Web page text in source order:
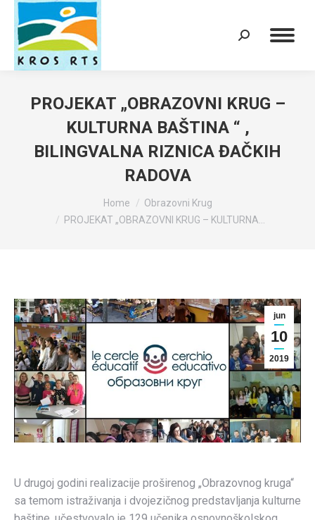
Search:
PROJEKAT „OBRAZOVNI KRUG –
KULTURNA BAŠTINA “ ,
BILINGVALNA RIZNICA ĐAČKIH
RADOVA
Home
Obrazovni Krug
PROJEKAT „OBRAZOVNI KRUG – KULTURNA…
jun
10
2019
U drugoj godini realizacije proširenog „Obrazovnog kruga“
sa temom istraživanja i dvojezičnog predstavljanja kulturne